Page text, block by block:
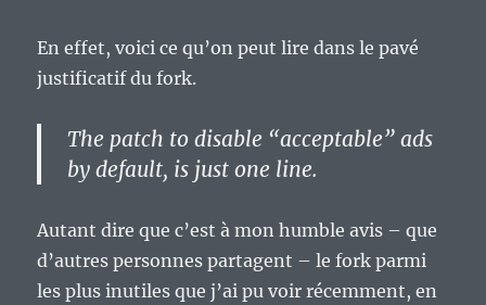
En effet, voici ce qu’on peut lire dans le pavé
justificatif du fork.
The patch to disable “acceptable” ads
by default, is just one line.
Autant dire que c’est à mon humble avis – que
d’autres personnes partagent – le fork parmi
les plus inutiles que j’ai pu voir récemment, en